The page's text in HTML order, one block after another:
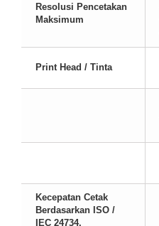
Resolusi Pencetakan
Maksimum
Print Head / Tinta
Kecepatan Cetak
Berdasarkan ISO /
IEC 24734.